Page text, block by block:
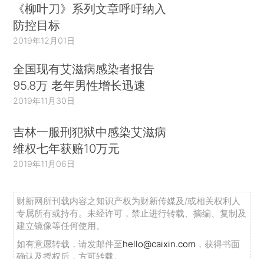
《柳叶刀》系列文章呼吁纳入
防控目标
2019年12月01日
全国现有艾滋病感染者报告
95.8万 老年男性增长迅速
2019年11月30日
吉林一服刑犯狱中感染艾滋病
维权七年获赔10万元
2019年11月06日
财新网所刊载内容之知识产权为财新传媒及/或相关权利人
专属所有或持有。未经许可，禁止进行转载、摘编、复制及
建立镜像等任何使用。
如有意愿转载，请发邮件至hello@caixin.com ，获得书面
确认及授权后，方可转载。